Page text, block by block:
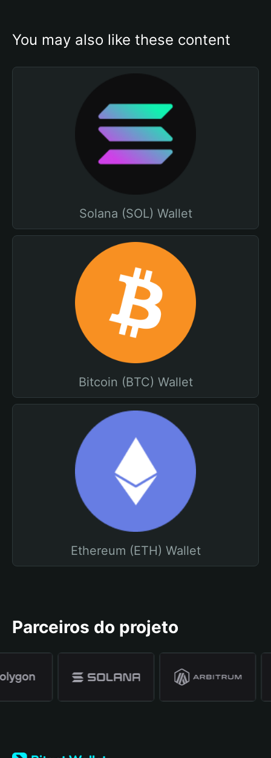
You may also like these content
Solana (SOL) Wallet
Bitcoin (BTC) Wallet
Ethereum (ETH) Wallet
Parceiros do projeto